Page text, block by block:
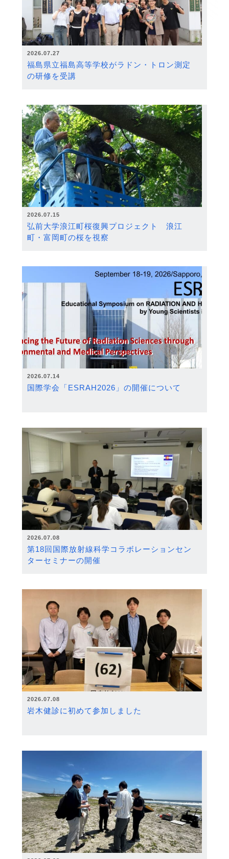
2026.07.27
福島県立福島高等学校がラドン・トロン測定
の研修を受講
2026.07.15
弘前大学浪江町桜復興プロジェクト 浪江
町・富岡町の桜を視察
2026.07.14
国際学会「ESRAH2026」の開催について
2026.07.08
第18回国際放射線科学コラボレーションセン
ターセミナーの開催
2026.07.08
岩木健診に初めて参加しました